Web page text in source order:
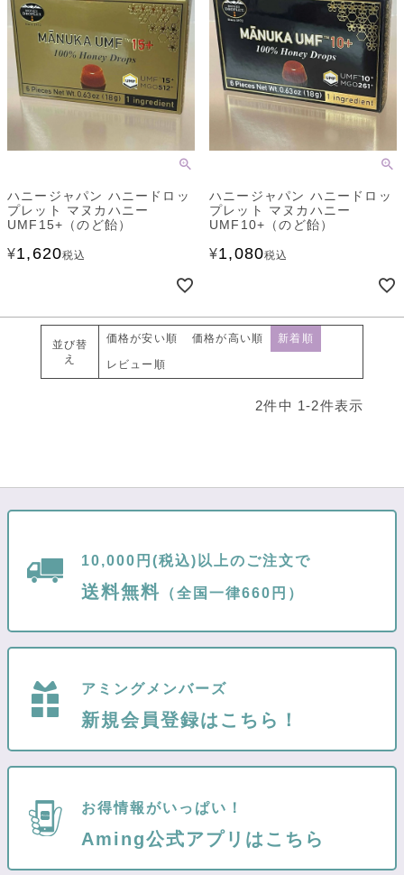
ハニージャパン ハニードロッ
プレット マヌカハニー
UMF15+（のど飴）
¥1,620税込
ハニージャパン ハニードロッ
プレット マヌカハニー
UMF10+（のど飴）
¥1,080税込
並び替
え
価格が安い順 価格が高い順 新着順
レビュー順
2件中 1-2件表示
10,000円(税込)以上のご注文で
送料無料 （全国一律660円）
アミングメンバーズ
新規会員登録はこちら！
お得情報がいっぱい！
Aming公式アプリはこちら